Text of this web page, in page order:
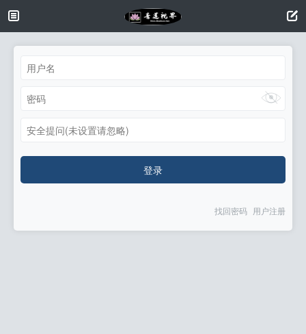
安全提问(未设置请忽略)
登录
找回密码 用户注册